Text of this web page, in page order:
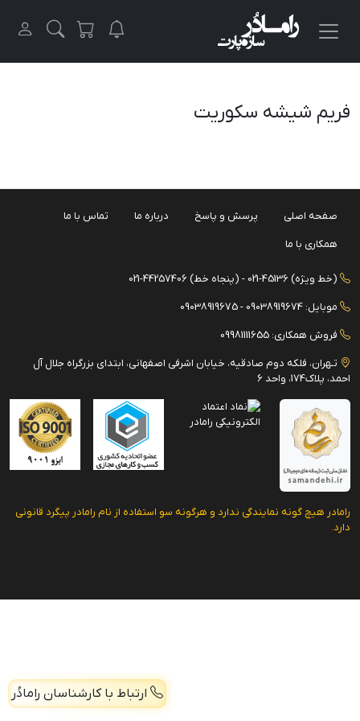
فریم شیشه سکوریت
ارتباط با کارشناسان رامادُر
صفحه اصلی پرسش و پاسخ درباره ما تماس با ما
همکاری با ما
(خط ویژه) 45136-021 - (پنجاه خط) 44257406-021
موبایل: 09038919674 - 09038919675
فروش همکاری: 09981111655
تـهران، فلکه دوم صادقیه، خیابان اشرفی اصفهانی، ابتدای بزرگراه جلال آل
احمد، پلاک174، واحد 6
رامادر هیچ گونه نمایندگی ندارد و هرگونه سو استفاده از نام رامادر پیگرد قانونی
دارد.